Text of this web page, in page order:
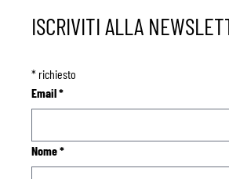
ISCRIVITI ALLA
* richiesto
Email*
Nome*